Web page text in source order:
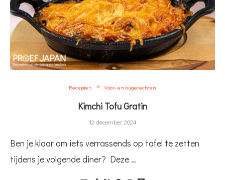
Recepten Voor- en bijgerechten
Kimchi Tofu Gratin
12 december, 2024
Ben je klaar om iets verrassends op tafel te zetten
tijdens je volgende diner? Deze …